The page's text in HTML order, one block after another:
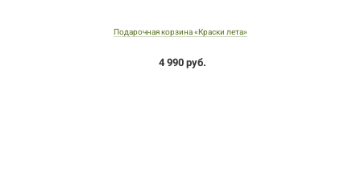
Подарочная корзина «Краски лета»
4 990 руб.